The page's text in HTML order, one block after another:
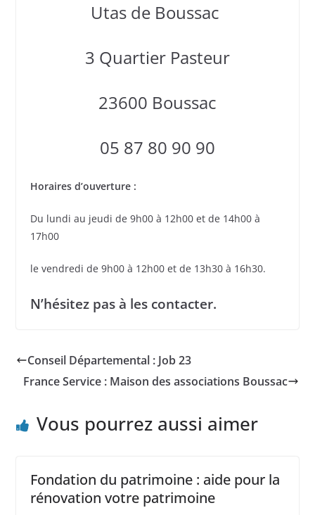
Utas de Boussac
3 Quartier Pasteur
23600 Boussac
05 87 80 90 90
Horaires d’ouverture :
Du lundi au jeudi de 9h00 à 12h00 et de 14h00 à
17h00
le vendredi de 9h00 à 12h00 et de 13h30 à 16h30.
N’hésitez pas à les contacter.
Conseil Départemental : Job 23
France Service : Maison des associations Boussac
Vous pourrez aussi aimer
Fondation du patrimoine : aide pour la
rénovation votre patrimoine